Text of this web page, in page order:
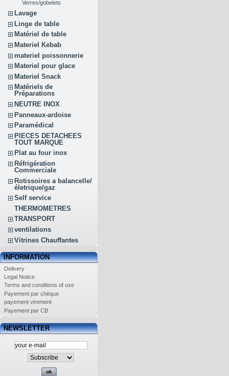
Verres/gobelets
Lavage
Linge de table
Matériel de table
Materiel Kebab
materiel poissonnerie
Materiel pour glace
Materiel Snack
Matériels de
Préparations
NEUTRE INOX
Panneaux-ardoise
Paramédical
PIECES DETACHEES
TOUT MARQUE
Plat au four inox
Réfrigération
Commerciale
Rotissoires a balancelle/
életrique/gaz
Self service
THERMOMETRES
TRANSPORT
ventilations
Vitrines Chauffantes
INFORMATION
Delivery
Legal Notice
Terms and conditions of use
Payement par chèque
payement virement
Payement par CB
NEWSLETTER